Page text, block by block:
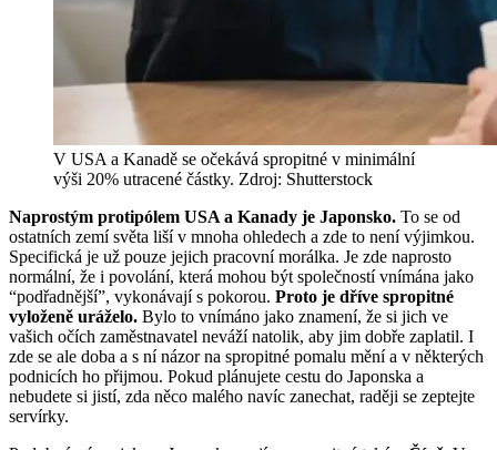
V USA a Kanadě se očekává spropitné v minimální
výši 20% utracené částky. Zdroj: Shutterstock
Naprostým protipólem USA a Kanady je Japonsko. To se od
ostatních zemí světa liší v mnoha ohledech a zde to není výjimkou.
Specifická je už pouze jejich pracovní morálka. Je zde naprosto
normální, že i povolání, která mohou být společností vnímána jako
“podřadnější”, vykonávají s pokorou. Proto je dříve spropitné
vyloženě uráželo. Bylo to vnímáno jako znamení, že si jich ve
vašich očích zaměstnavatel neváží natolik, aby jim dobře zaplatil. I
zde se ale doba a s ní názor na spropitné pomalu mění a v některých
podnicích ho přijmou. Pokud plánujete cestu do Japonska a
nebudete si jistí, zda něco malého navíc zanechat, raději se zeptejte
servírky.